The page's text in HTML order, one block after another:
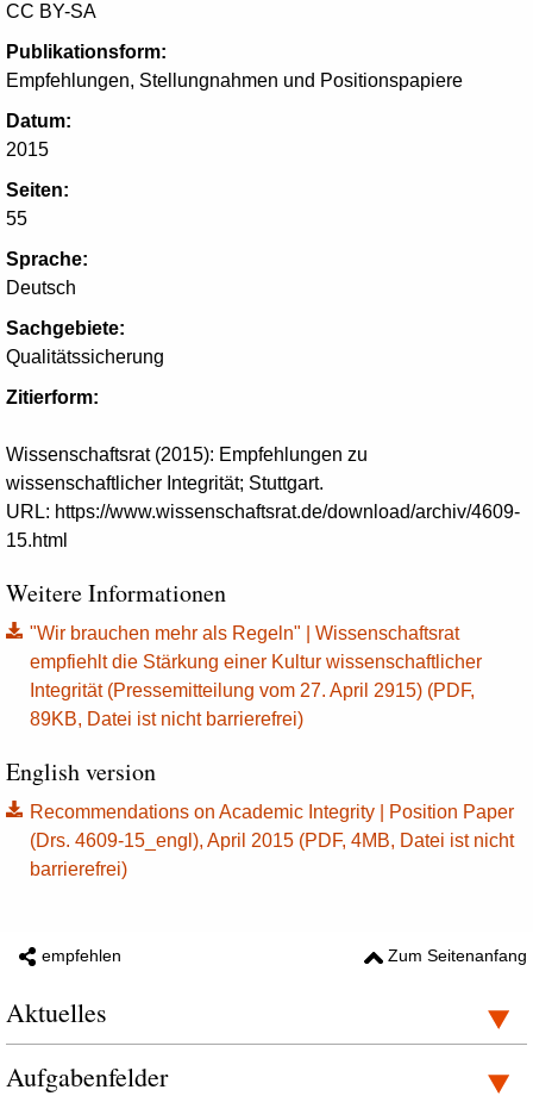
CC BY-SA
Publikationsform:
Empfehlungen, Stellungnahmen und Positionspapiere
Datum:
2015
Seiten:
55
Sprache:
Deutsch
Sachgebiete:
Qualitätssicherung
Zitierform:
Wissenschaftsrat (2015): Empfehlungen zu
wissenschaftlicher Integrität; Stuttgart.
URL: https://www.wissenschaftsrat.de/download/archiv/4609-
15.html
Weitere Informationen
"Wir brauchen mehr als Regeln" | Wissenschaftsrat
empfiehlt die Stärkung einer Kultur wissenschaftlicher
Integrität (Pressemitteilung vom 27. April 2915) (PDF,
89KB, Datei ist nicht barrierefrei)
English version
Recommendations on Academic Integrity | Position Paper
(Drs. 4609-15_engl), April 2015 (PDF, 4MB, Datei ist nicht
barrierefrei)
empfehlen Zum Seitenanfang
Aktuelles
Aufgabenfelder